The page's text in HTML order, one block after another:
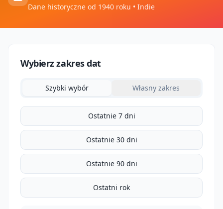
Dane historyczne od 1940 roku • Indie
Wybierz zakres dat
Szybki wybór Własny zakres
Ostatnie 7 dni
Ostatnie 30 dni
Ostatnie 90 dni
Ostatni rok